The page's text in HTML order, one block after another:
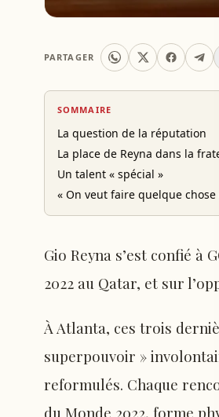
PARTAGER
SOMMAIRE
La question de la réputation
La place de Reyna dans la
Un talent « spécial »
« On veut faire quelque chose
Gio Reyna s’est confié à
2022 au Qatar, et sur
À Atlanta, ces trois
superpouvoir »
reformulés. Chaque
du Monde 2022, forme